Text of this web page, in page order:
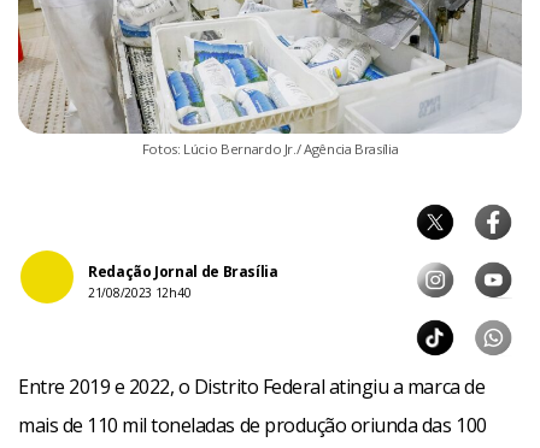
Fotos: Lúcio Bernardo Jr./ Agência Brasília
Redação Jornal de Brasília
21/08/2023 12h40
Entre 2019 e 2022, o Distrito Federal atingiu a marca de
mais de 110 mil toneladas de produção oriunda das 100